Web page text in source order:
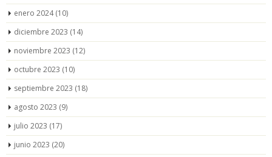
enero 2024(10)
diciembre 2023 (14)
noviembre 2023 (12)
octubre 2023 (10)
septiembre 2023 (18)
agosto 2023 (9)
julio 2023 (17)
junio 2023 (20)